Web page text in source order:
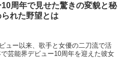
10周年で見せた驚きの変貌と秘
られた野望とは
ュー以来、歌手と女優の二刀流で活
芸能界デビュー10周年を迎えた彼女